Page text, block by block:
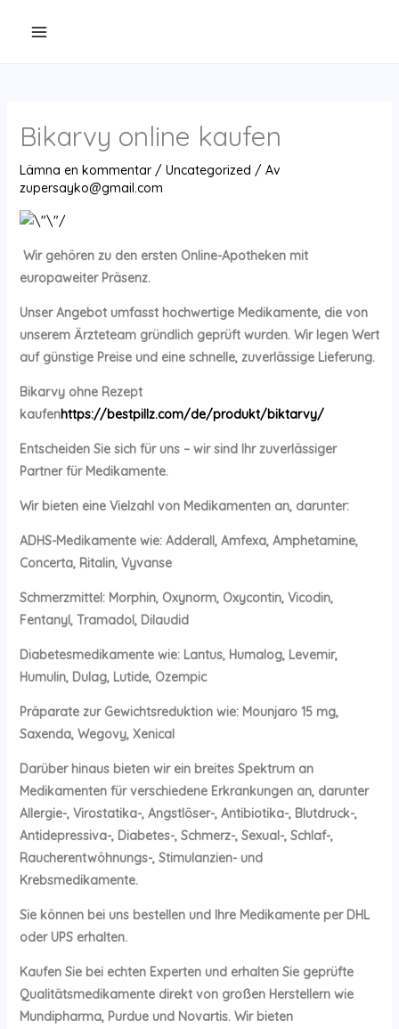
Bikarvy online kaufen
Lämna en kommentar / Uncategorized / Av
zupersayko@gmail.com
Wir gehören zu den ersten Online-Apotheken mit
europaweiter Präsenz.
Unser Angebot umfasst hochwertige Medikamente, die von
unserem Ärzteteam gründlich geprüft wurden. Wir legen Wert
auf günstige Preise und eine schnelle, zuverlässige Lieferung.
Bikarvy ohne Rezept
kaufenhttps://bestpillz.com/de/produkt/biktarvy/
Entscheiden Sie sich für uns – wir sind Ihr zuverlässiger
Partner für Medikamente.
Wir bieten eine Vielzahl von Medikamenten an, darunter:
ADHS-Medikamente wie: Adderall, Amfexa, Amphetamine,
Concerta, Ritalin, Vyvanse
Schmerzmittel: Morphin, Oxynorm, Oxycontin, Vicodin,
Fentanyl, Tramadol, Dilaudid
Diabetesmedikamente wie: Lantus, Humalog, Levemir,
Humulin, Dulag, Lutide, Ozempic
Präparate zur Gewichtsreduktion wie: Mounjaro 15 mg,
Saxenda, Wegovy, Xenical
Darüber hinaus bieten wir ein breites Spektrum an
Medikamenten für verschiedene Erkrankungen an, darunter
Allergie-, Virostatika-, Angstlöser-, Antibiotika-, Blutdruck-,
Antidepressiva-, Diabetes-, Schmerz-, Sexual-, Schlaf-,
Raucherentwöhnungs-, Stimulanzien- und
Krebsmedikamente.
Sie können bei uns bestellen und Ihre Medikamente per DHL
oder UPS erhalten.
Kaufen Sie bei echten Experten und erhalten Sie geprüfte
Qualitätsmedikamente direkt von großen Herstellern wie
Mundipharma, Purdue und Novartis. Wir bieten